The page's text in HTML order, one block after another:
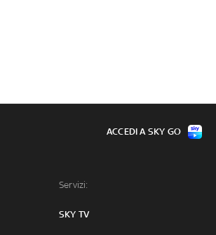
Servizi:
SKY TV
ACCEDI A SKY GO